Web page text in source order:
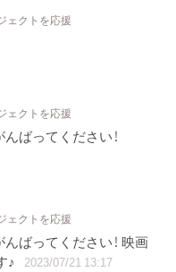
ェクトを応援
ェクトを応援
ばってください！
ェクトを応援
ばってください！ 映画
♪
2023/07/21 13:17